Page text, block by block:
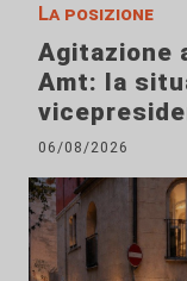
La posizione
Agitazione
Amt: la
06/08/2026